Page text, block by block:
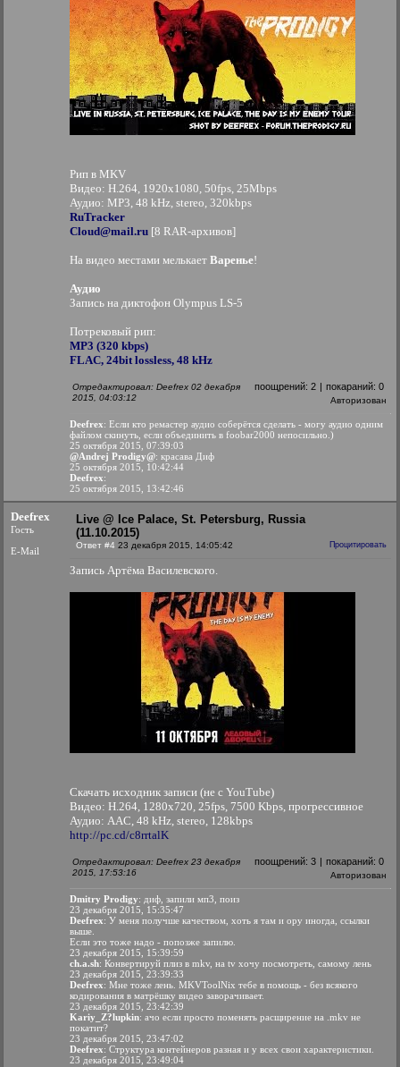
Рип в MKV
Видео: H.264, 1920x1080, 50fps, 25Mbps
Аудио: MP3, 48 kHz, stereo, 320kbps
RuTracker
Cloud@mail.ru [8 RAR-архивов]
На видео местами мелькает Варенье!
Аудио
Запись на диктофон Olympus LS-5
Потрековый рип:
MP3 (320 kbps)
FLAC, 24bit lossless, 48 kHz
Отредактировал: Deefrex 02 декабря
2015, 04:03:12
поощрений: 2 | покараний: 0
Авторизован
Deefrex: Если кто ремастер аудио соберётся сделать - могу аудио одним
файлом скинуть, если объединить в foobar2000 непосильно.)
25 октября 2015, 07:39:03
@Andrej Prodigy@: красава Диф
25 октября 2015, 10:42:44
Deefrex:
25 октября 2015, 13:42:46
Deefrex
Гость
E-Mail
Live @ Ice Palace, St. Petersburg, Russia
(11.10.2015)
Ответ #4 23 декабря 2015, 14:05:42 Процитировать
Запись Артёма Василевского.
Скачать исходник записи (не с YouTube)
Видео: H.264, 1280x720, 25fps, 7500 Kbps, прогрессивное
Аудио: AAC, 48 kHz, stereo, 128kbps
http://pc.cd/c8rrtalK
Отредактировал: Deefrex 23 декабря
2015, 17:53:16
поощрений: 3 | покараний: 0
Авторизован
Dmitry Prodigy: диф, запили мп3, поиз
23 декабря 2015, 15:35:47
Deefrex: У меня получше качеством, хоть я там и ору иногда, ссылки
выше.
Если это тоже надо - попозже запилю.
23 декабря 2015, 15:39:59
ch.a.sh: Конвертируй плиз в mkv, на tv хочу посмотреть, самому лень
23 декабря 2015, 23:39:33
Deefrex: Мне тоже лень. MKVToolNix тебе в помощь - без всякого
кодирования в матрёшку видео заворачивает.
23 декабря 2015, 23:42:39
Kariy_Z?lupkin: ачо если просто поменять расщирение на .mkv не
покатит?
23 декабря 2015, 23:47:02
Deefrex: Структура контейнеров разная и у всех свои характеристики.
23 декабря 2015, 23:49:04